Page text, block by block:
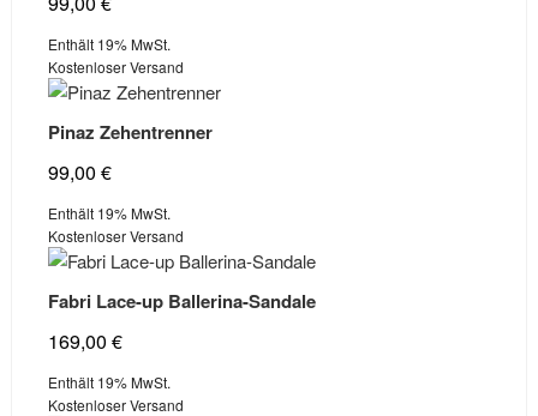
Enthält 19% MwSt.
Kostenloser Versand
Pinaz Zehentrenner
99,00 €
Enthält 19% MwSt.
Kostenloser Versand
Fabri Lace-up Ballerina-Sandale
169,00 €
Enthält 19% MwSt.
Kostenloser Versand